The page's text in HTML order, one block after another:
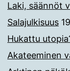
Laki, säännöt
Salajulkisuus
Hukattu
Akateeminen